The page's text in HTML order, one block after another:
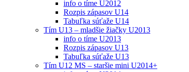
info o tíme U2012
Rozpis zápasov U14
Tabuľka súťaže U14
Tím U13 – mladšie žiačky U2013
info o tíme U2013
Rozpis zápasov U13
Tabuľka súťaže U13
Tím U12 MS – staršie mini U2014+